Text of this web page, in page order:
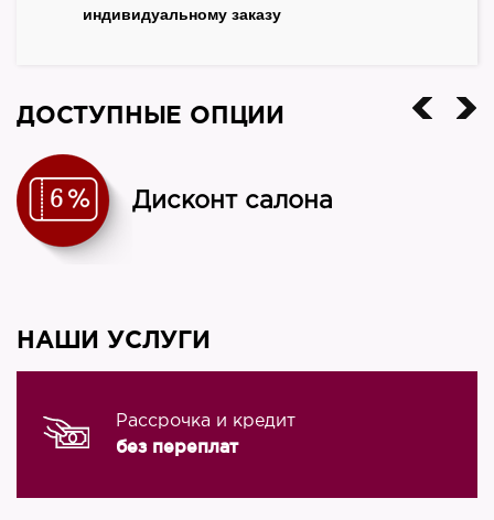
Материал корпуса
массив + шпон ореха
Цвет
орех
Производитель
Aritali
индивидуальному заказу
ДОСТУПНЫЕ ОПЦИИ
Дисконт салона
НАШИ УСЛУГИ
Рассрочка и кредит
без переплат